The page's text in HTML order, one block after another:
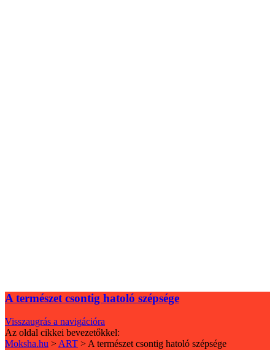
A természet csontig hatoló szépsége
Visszaugrás a navigációra
Az oldal cikkei bevezetőkkel:
Moksha.hu >ART >A természet csontig hatoló szépsége